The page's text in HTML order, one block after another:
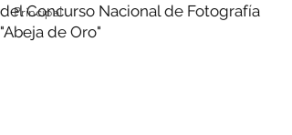
Principal
del Concurso Nacional de Fotografía
"Abeja de Oro"